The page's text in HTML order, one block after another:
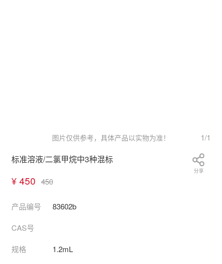
图片仅供参考，具体产品以实物为准！ 1/1
标准溶液/二氯甲烷中3种混标
¥ 450 450
分享
产品编号 83602b
CAS号
规格 1.2mL